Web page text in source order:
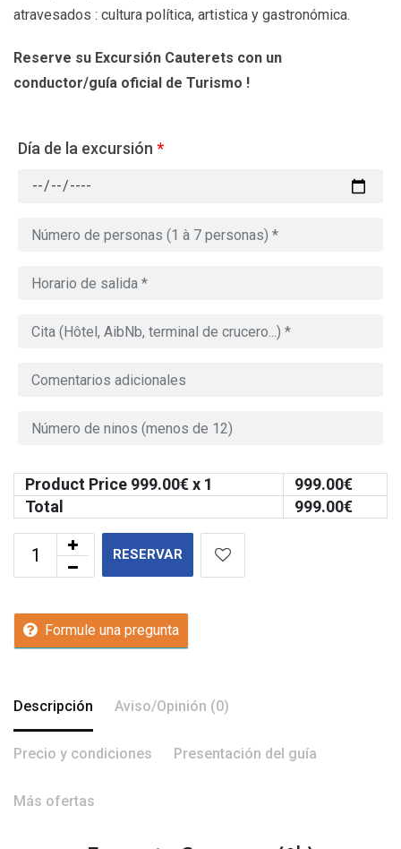
atravesados : cultura política, artistica y gastronómica.
Reserve su Excursión Cauterets con un
conductor/guía oficial de Turismo !
Día de la excursión *
Product Price 999.00€ x 1 999.00€
Total
999.00€
RESERVAR
Formule una pregunta
Descripción Aviso/Opinión (0)
Precio y condiciones Presentación del guía
Más ofertas